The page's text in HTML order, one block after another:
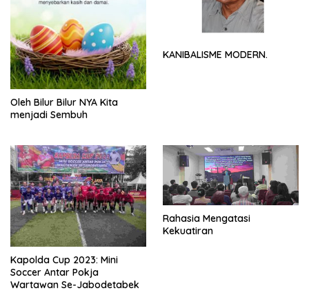
Oleh Bilur Bilur NYA Kita
menjadi Sembuh
KANIBALISME MODERN.
Kapolda Cup 2023: Mini
Soccer Antar Pokja
Wartawan Se-Jabodetabek
Rahasia Mengatasi
Kekuatiran